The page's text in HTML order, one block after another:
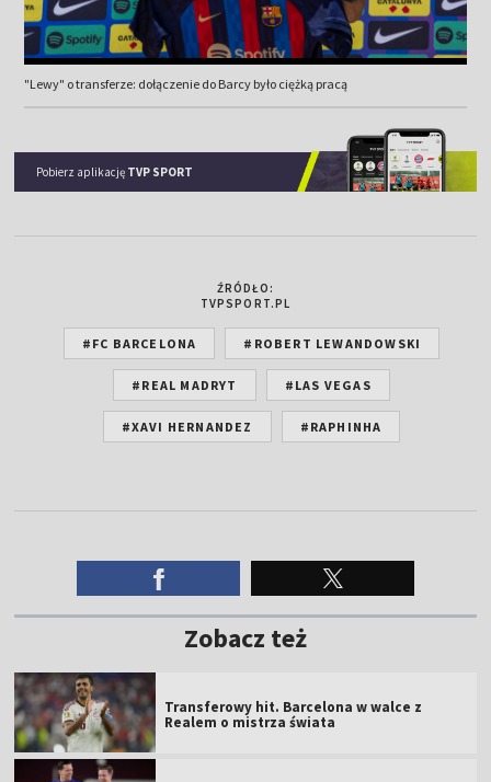
"Lewy" o transferze: dołączenie do Barcy było ciężką pracą
Pobierz aplikację TVP SPORT
ŹRÓDŁO:
TVPSPORT.PL
#FC BARCELONA #ROBERT LEWANDOWSKI
#REAL MADRYT #LAS VEGAS
#XAVI HERNANDEZ #RAPHINHA
Zobacz też
Transferowy hit. Barcelona w walce z
Realem o mistrza świata